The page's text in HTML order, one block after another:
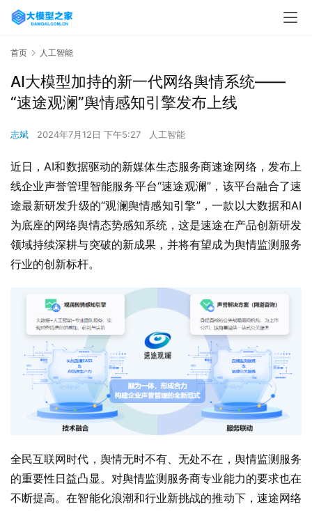
首页 人工智能
AI大模型加持的新一代网络舆情系统——
“速途观澜”舆情感知引擎发布上线
志斌 2024年7月12日 下午5:27 人工智能
近日，AI和数据驱动的新媒体生态服务商速途网络，发布上
线企业声誉管理智能服务平台“速途观澜”，该平台融合了速
途最新研发升级的“观澜舆情感知引擎”，一款以大数据和AI
为底座的网络舆情态势感知系统，这是速途在产品创新研发
领域持续深耕与突破的新成果，并将有望成为舆情监测服务
行业的创新标杆。
全民互联网时代，舆情无时不有、无处不在，舆情监测服务
的重要性日益凸显。对舆情监测服务商专业能力的要求也在
不断提高。在智能化浪潮和行业新挑战的推动下，速途网络